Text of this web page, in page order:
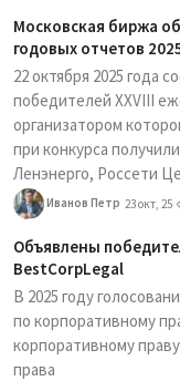
Московская биржа
годовых отчетов
22 октября 2025 года
победителей XXVIII
организатором
при конкурса
Ленэнерго, Россети
Иванов Петр 23 окт, 25
Объявлены
BestCorpLegal
В 2025 году
по корпоративному
корпоративному
права